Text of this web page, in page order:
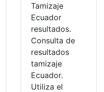
Tamizaje
Ecuador
resultados.
Consulta de
resultados
tamizaje
Ecuador.
Utiliza el